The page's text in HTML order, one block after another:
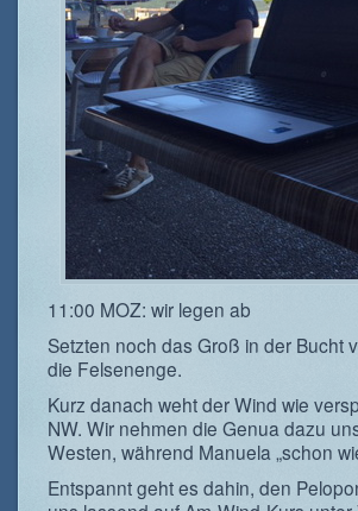
11:00 MOZ: wir legen ab
Setzten noch das Groß in der Bucht
die Felsenenge.
Kurz danach weht der Wind wie
NW. Wir nehmen die Genua dazu
Westen, während Manuela „schon
Entspannt geht es dahin, den